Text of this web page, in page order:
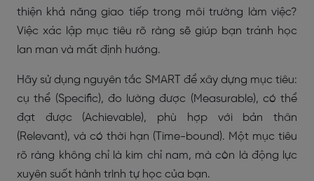
thiện khả năng giao tiếp trong môi trường làm việc?
Việc xác lập mục tiêu rõ ràng sẽ giúp bạn tránh học
lan man và mất định hướng.
Hãy sử dụng nguyên tắc SMART để xây dựng mục tiêu:
cụ thể (Specific), đo lường được (Measurable), có thể
đạt được (Achievable), phù hợp với bản thân
(Relevant), và có thời hạn (Time-bound). Một mục tiêu
rõ ràng không chỉ là kim chỉ nam, mà còn là động lực
xuyên suốt hành trình tự học của bạn.